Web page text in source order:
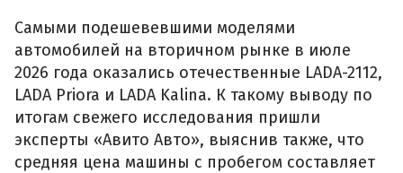
Самыми подешевевшими моделями
автомобилей на вторичном рынке в июле
2026 года оказались отечественные LADA-2112,
LADA Priora и LADA Kalina. К такому выводу по
итогам свежего исследования пришли
эксперты «Авито Авто», выяснив также, что
средняя цена машины с пробегом составляет